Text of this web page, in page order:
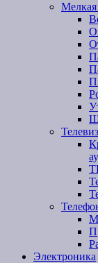
Мелкая
Электроника